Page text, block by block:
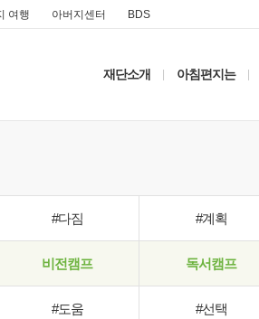
여행 아버지센터 BDS
재단소개 아침편지는
#다짐 #계획
비전캠프 독서캠프
#도움 #선택